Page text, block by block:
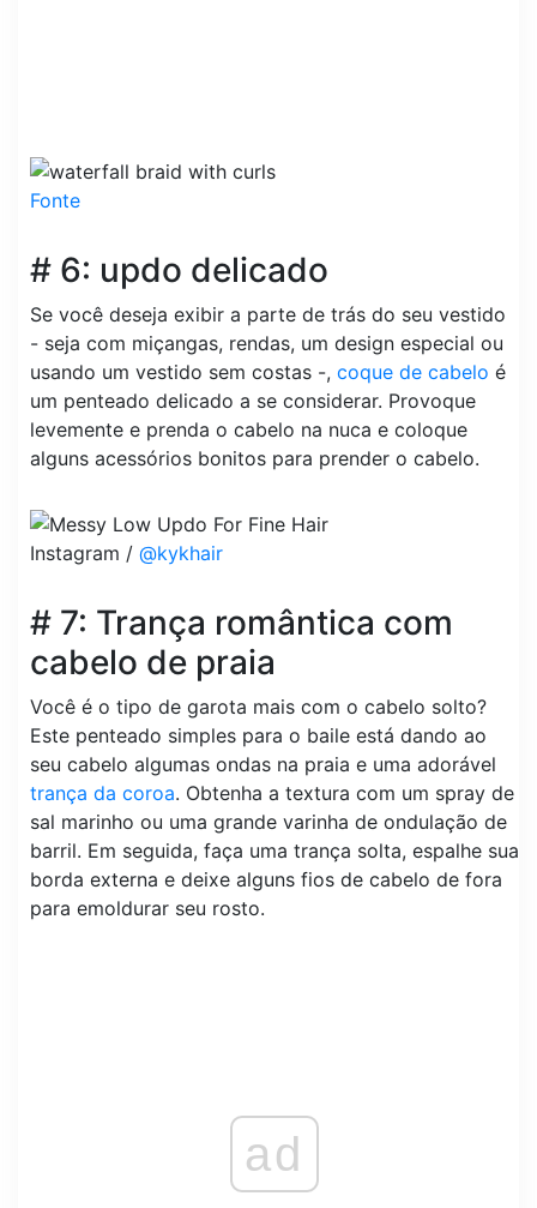
Fonte
# 6: updo delicado
Se você deseja exibir a parte de trás do seu vestido
- seja com miçangas, rendas, um design especial ou
usando um vestido sem costas -, coque de cabelo é
um penteado delicado a se considerar. Provoque
levemente e prenda o cabelo na nuca e coloque
alguns acessórios bonitos para prender o cabelo.
Instagram / @kykhair
# 7: Trança romântica com
cabelo de praia
Você é o tipo de garota mais com o cabelo solto?
Este penteado simples para o baile está dando ao
seu cabelo algumas ondas na praia e uma adorável
trança da coroa. Obtenha a textura com um spray de
sal marinho ou uma grande varinha de ondulação de
barril. Em seguida, faça uma trança solta, espalhe sua
borda externa e deixe alguns fios de cabelo de fora
para emoldurar seu rosto.
ad